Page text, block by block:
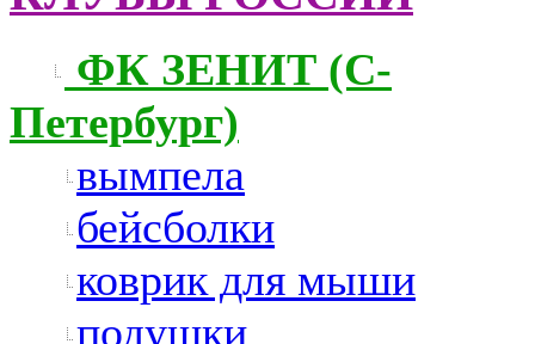
ФК ЗЕНИТ (С-
Петербург)
вымпела
бейсболки
коврик для мыши
подушки